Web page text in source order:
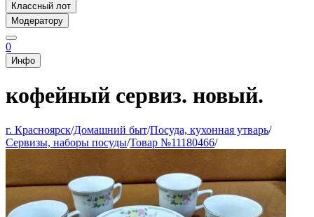
Классный лот
Модератору
0
Инфо
кофейный сервиз. новый.
г. Красноярск/Домашний быт/Посуда, кухонная утварь/
Сервизы, наборы посуды/Товар №11180466/